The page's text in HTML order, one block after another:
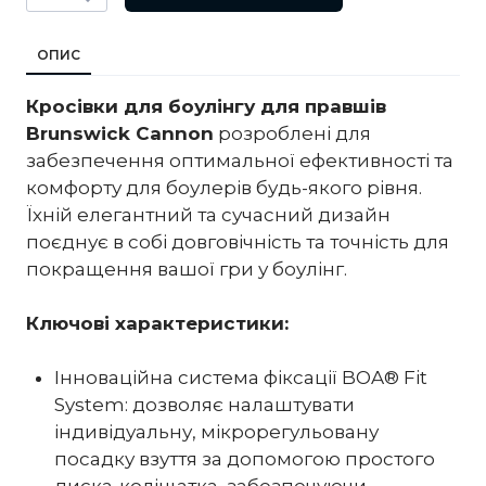
ОПИС
Кросівки для боулінгу для правшів
Brunswick Cannon розроблені для
забезпечення оптимальної ефективності та
комфорту для боулерів будь-якого рівня.
Їхній елегантний та сучасний дизайн
поєднує в собі довговічність та точність для
покращення вашої гри у боулінг.
Ключові характеристики:
Інноваційна система фіксації BOA® Fit
System: дозволяє налаштувати
індивідуальну, мікрорегульовану
посадку взуття за допомогою простого